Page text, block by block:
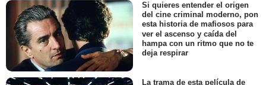
Si quieres entender el origen
del cine criminal moderno, pon
esta historia de mafiosos para
ver el ascenso y caída del
hampa con un ritmo que no te
deja respirar
La trama de esta película de